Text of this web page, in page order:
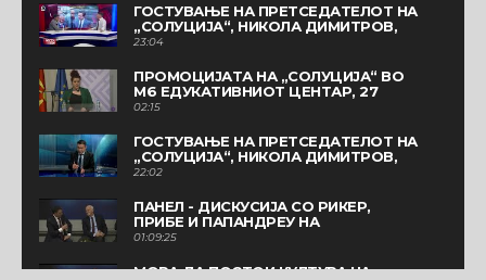
ГОСТУВАЊЕ НА ПРЕТСЕДАТЕЛОТ НА
„СОЛУЦИЈА“, НИКОЛА ДИМИТРОВ,
ВО „ВЕСТИ ПЛУС” НА КАНАЛ 5
23:04
ПРОМОЦИЈАТА НА „СОЛУЦИЈА“ ВО
М6 ЕДУКАТИВНИОТ ЦЕНТАР, 27
АПРИЛ
02:15
ГОСТУВАЊЕ НА ПРЕТСЕДАТЕЛОТ НА
„СОЛУЦИЈА“, НИКОЛА ДИМИТРОВ,
ВО „ТЕМА НА ДЕНОТ“ НА ТВ СИТЕЛ
22:02
ПАНЕЛ - ДИСКУСИЈА СО РИКЕР,
ПРИБЕ И ПАПАНДРЕУ НА
ПРОМОЦИЈАТА НА “СОЛУЦИЈА”
01:09:25
МОРА ДА ПОСТОИ КУЛТУРА НА